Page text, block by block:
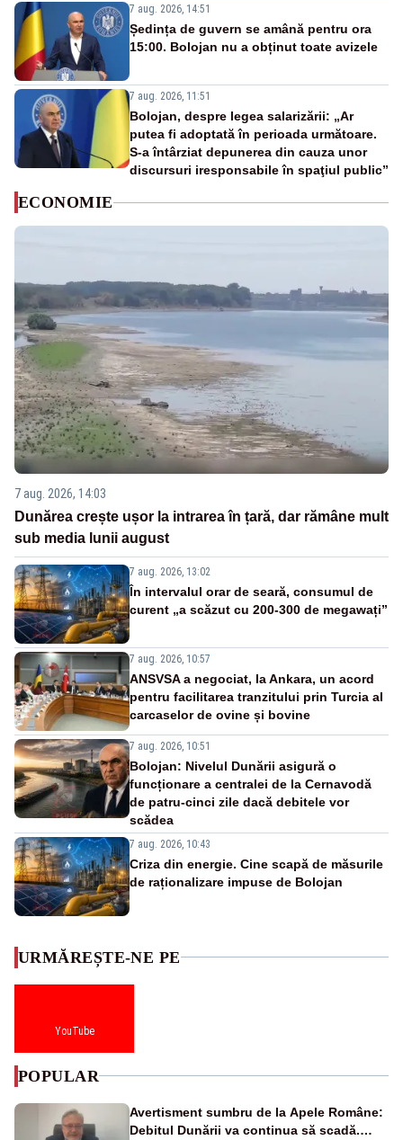
7 aug. 2026, 14:51
Ședința de guvern se amână pentru ora
15:00. Bolojan nu a obținut toate avizele
7 aug. 2026, 11:51
Bolojan, despre legea salarizării: „Ar
putea fi adoptată în perioada următoare.
S-a întârziat depunerea din cauza unor
discursuri iresponsabile în spaţiul public”
ECONOMIE
7 aug. 2026, 14:03
Dunărea crește ușor la intrarea în țară, dar rămâne mult
sub media lunii august
7 aug. 2026, 13:02
În intervalul orar de seară, consumul de
curent „a scăzut cu 200-300 de megawați”
7 aug. 2026, 10:57
ANSVSA a negociat, la Ankara, un acord
pentru facilitarea tranzitului prin Turcia al
carcaselor de ovine și bovine
7 aug. 2026, 10:51
Bolojan: Nivelul Dunării asigură o
funcționare a centralei de la Cernavodă
de patru-cinci zile dacă debitele vor
scădea
7 aug. 2026, 10:43
Criza din energie. Cine scapă de măsurile
de raționalizare impuse de Bolojan
URMĂREȘTE-NE PE
YouTube
POPULAR
Avertisment sumbru de la Apele Române:
Debitul Dunării va continua să scadă.